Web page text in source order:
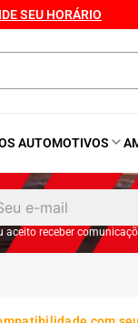
SEU HORÁRIO
AUTOMOTIVOS
aceito receber